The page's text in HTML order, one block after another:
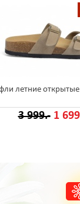
летние
3 999.- 1